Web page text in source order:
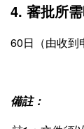
4. 審批所需
60日（由收到
備註：